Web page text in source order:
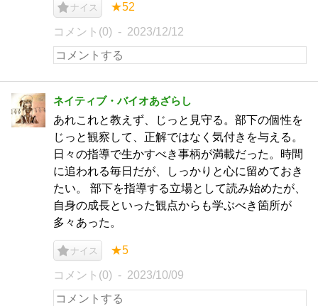
ナイス ★52
コメント(0) 2023/12/12
ネイティブ・バイオあざらし
あれこれと教えず、じっと見守る。部下の個性を
じっと観察して、正解ではなく気付きを与える。
日々の指導で生かすべき事柄が満載だった。時間
に追われる毎日だが、しっかりと心に留めておき
たい。 部下を指導する立場として読み始めたが、
自身の成長といった観点からも学ぶべき箇所が
多々あった。
ナイス ★5
コメント(0) 2023/10/09